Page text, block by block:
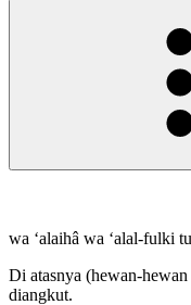
wa ‘alaihâ wa ‘alal-fulki
Di atasnya (hewan-
diangkut.